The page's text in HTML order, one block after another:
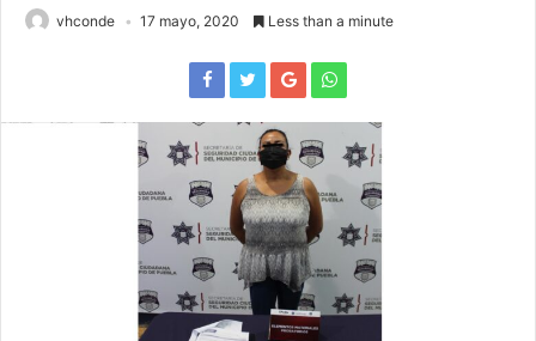
vhconde 17 mayo, 2020 Less than a minute